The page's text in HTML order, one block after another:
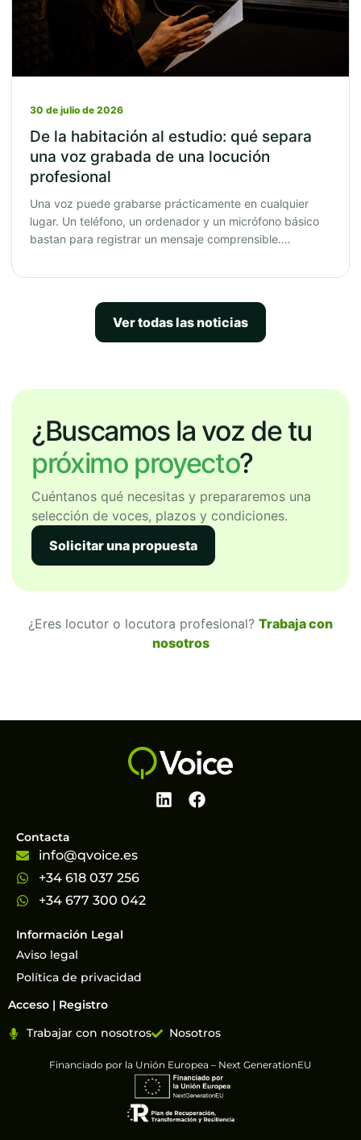
30 de julio de 2026
De la habitación al estudio: qué separa
una voz grabada de una locución
profesional
Una voz puede grabarse prácticamente en cualquier
lugar. Un teléfono, un ordenador y un micrófono básico
bastan para registrar un mensaje comprensible.…
Ver todas las noticias
¿Buscamos la voz de tu
próximo proyecto?
Cuéntanos qué necesitas y prepararemos una
selección de voces, plazos y condiciones.
Solicitar una propuesta
¿Eres locutor o locutora profesional? Trabaja con
nosotros
Información Legal
Aviso legal
Política de privacidad
Contacta
info@qvoice.es
+34 618 037 256
+34 677 300 042
Acceso | Registro
Trabajar con nosotros
Nosotros
Financiado por la Unión Europea – Next GenerationEU